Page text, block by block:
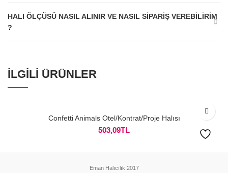
HALI ÖLÇÜSÜ NASIL ALINIR VE NASIL SIPARIŞ VEREBILIRIM
?
İLGILI ÜRÜNLER
Confetti Animals Otel/Kontrat/Proje Halısı
503,09TL
Eman Halıcılık 2017